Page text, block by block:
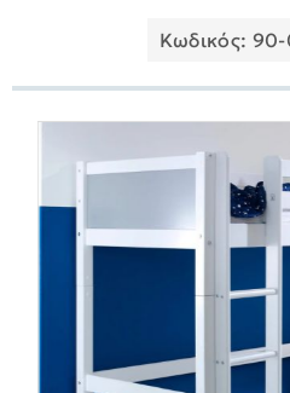
Κωδικός: